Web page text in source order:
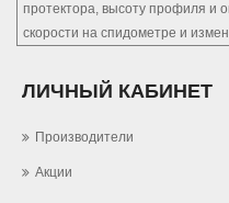
протектора, высоту профиля и
скорости на спидометре и
ЛИЧНЫЙ КАБИНЕТ
Производители
Акции